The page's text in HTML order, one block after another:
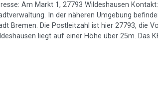
Am Markt 1, 27793 Wildeshausen
In der näheren Umgebung
Bremen. Die Postleitzahl ist hier 27793, die
liegt auf einer Höhe über 25m. Das